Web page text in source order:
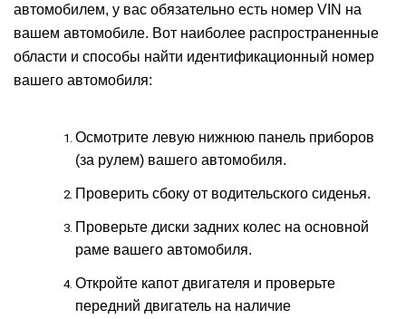
автомобилем, у вас обязательно есть номер VIN на
вашем автомобиле. Вот наиболее распространенные
области и способы найти идентификационный номер
вашего автомобиля:
Осмотрите левую нижнюю панель приборов
(за рулем) вашего автомобиля.
Проверить сбоку от водительского сиденья.
Проверьте диски задних колес на основной
раме вашего автомобиля.
Откройте капот двигателя и проверьте
передний двигатель на наличие